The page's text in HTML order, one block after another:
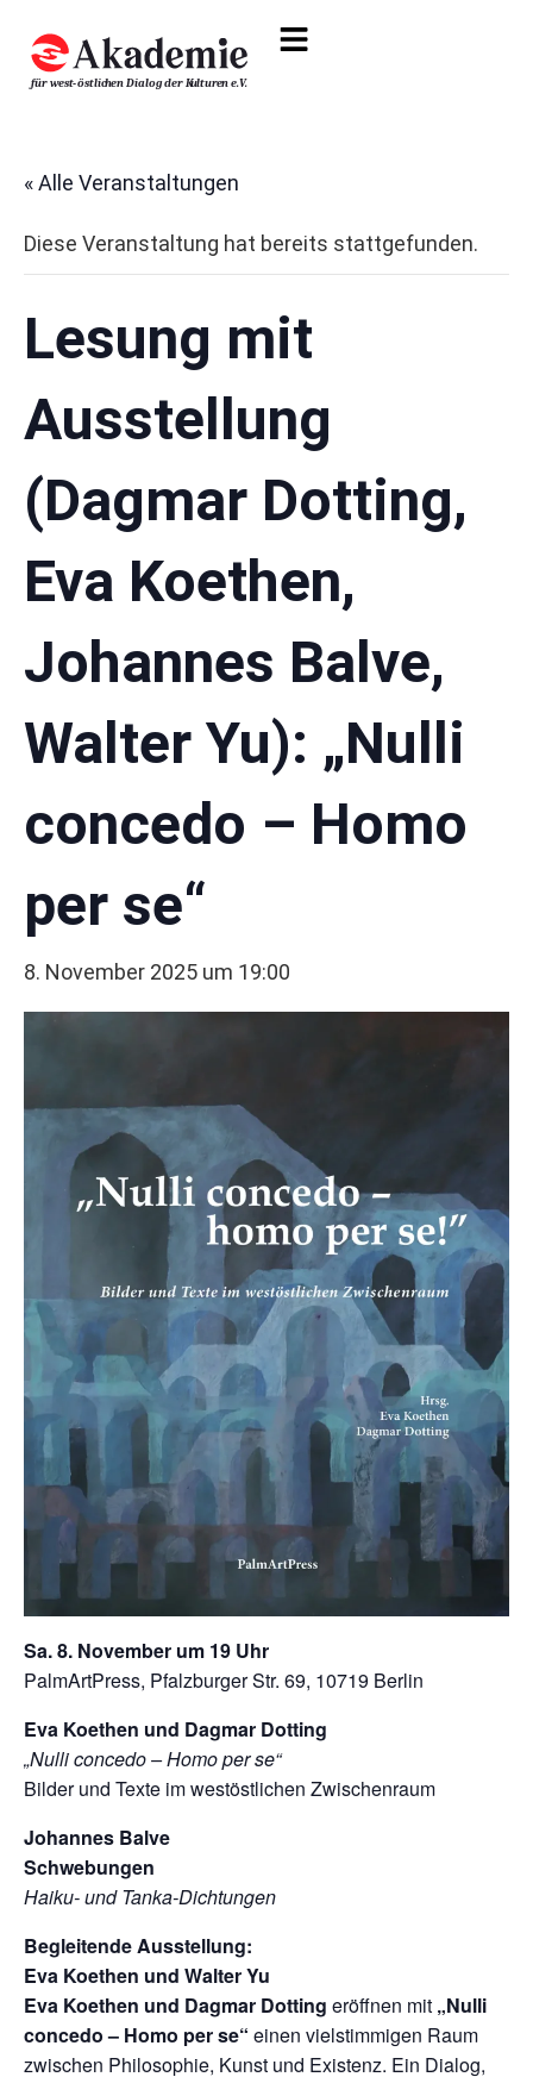
« Alle Veranstaltungen
Diese Veranstaltung hat bereits stattgefunden.
Lesung mit
Ausstellung
(Dagmar Dotting,
Eva Koethen,
Johannes Balve,
Walter Yu): „Nulli
concedo – Homo
per se“
8. November 2025 um 19:00
Sa. 8. November um 19 Uhr
PalmArtPress, Pfalzburger Str. 69, 10719 Berlin
Eva Koethen und Dagmar Dotting
„Nulli concedo – Homo per se“
Bilder und Texte im westöstlichen Zwischenraum
Johannes Balve
Schwebungen
Haiku- und Tanka-Dichtungen
Begleitende Ausstellung:
Eva Koethen und Walter Yu
Eva Koethen und Dagmar Dotting eröffnen mit „Nulli
concedo – Homo per se“ einen vielstimmigen Raum
zwischen Philosophie, Kunst und Existenz. Ein Dialog,